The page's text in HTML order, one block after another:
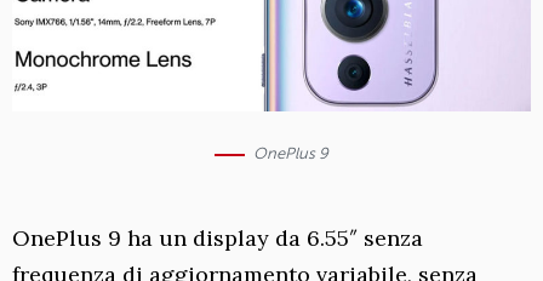
OnePlus 9
OnePlus 9 ha un display da 6.55″ senza
frequenza di aggiornamento variabile, senza